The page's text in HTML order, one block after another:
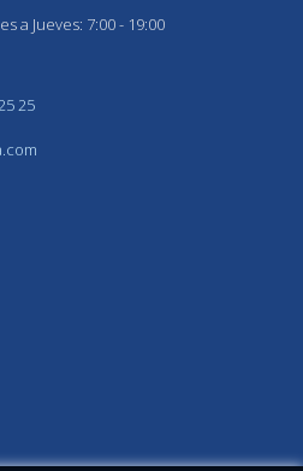
a Jueves: 7:00 - 19:00
25